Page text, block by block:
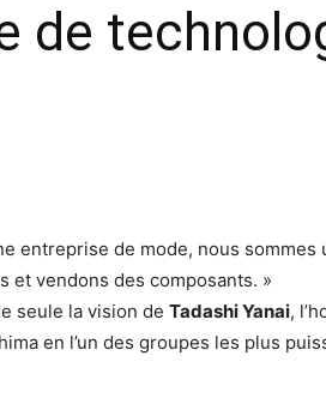
de
entreprise de mode, nous
et vendons des composants. »
seule la vision de Tadashi Yanai,
en l’un des groupes les plus